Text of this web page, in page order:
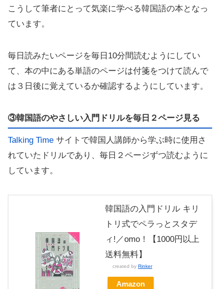
こうして筆者にとって気楽に学べる韓国語の本となっ
ています。
毎日読みたいページを毎日10分間読むようにしてい
て、本の中にある単語のページは付箋をつけて読んで
は３日後に覚えているか確認するようにしています。
③韓国語のやさしい入門ドリルを毎日２ページ見る
Talking Time サイトで韓国人講師から学ぶ時に使用さ
れていたドリルであり、毎日２ページずつ読むように
しています。
韓国語の入門ドリル キリ
トリ式でペラっとスタデ
ィ!／omo！【1000円以上
送料無料】
created by Rinker
Amazon